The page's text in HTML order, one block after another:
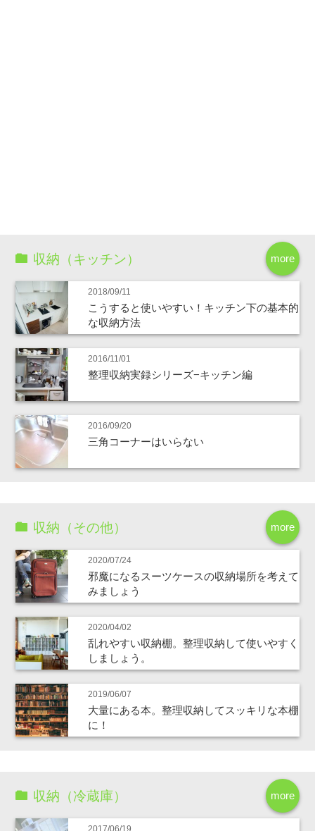
more
収納（キッチン）
2018/09/11
こうすると使いやすい！キッチン下の基本的
な収納方法
2016/11/01
整理収納実録シリーズ−キッチン編
2016/09/20
三角コーナーはいらない
more
収納（その他）
2020/07/24
邪魔になるスーツケースの収納場所を考えて
みましょう
2020/04/02
乱れやすい収納棚。整理収納して使いやすく
しましょう。
2019/06/07
大量にある本。整理収納してスッキリな本棚
に！
more
収納（冷蔵庫）
2017/06/19